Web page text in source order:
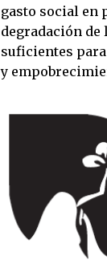
gasto social en
degradación de
suficientes
y